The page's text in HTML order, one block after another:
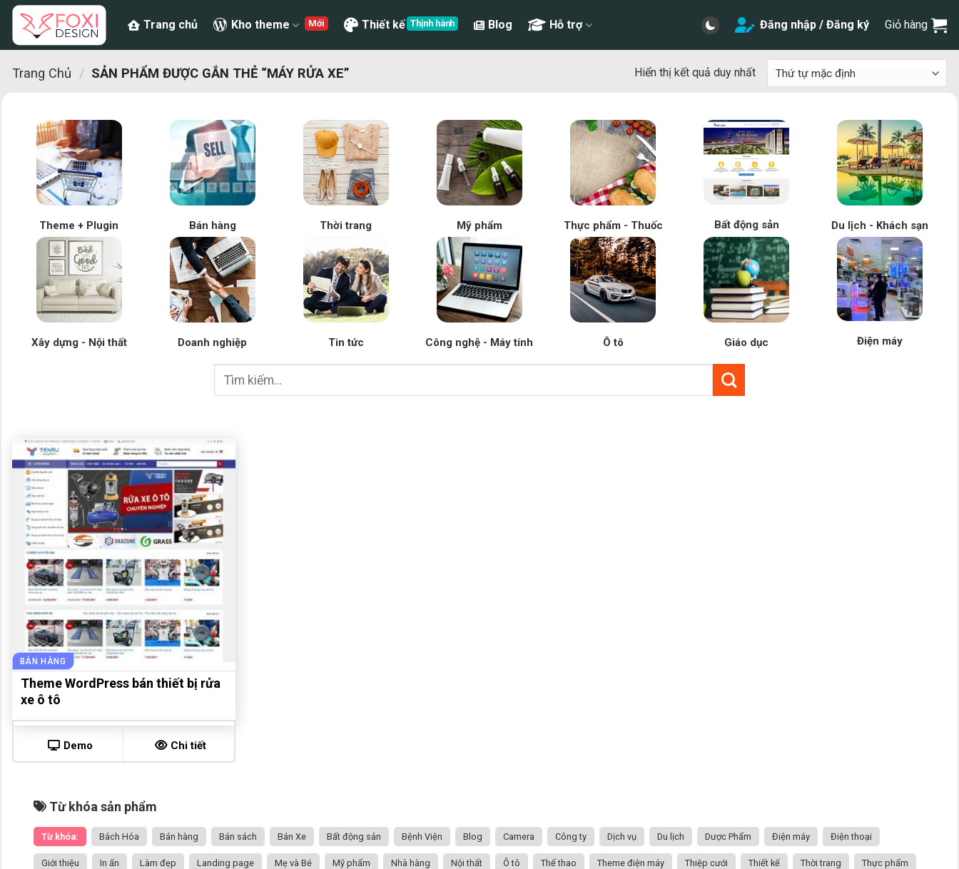
Chuyển
nội
Trang chủ Kho theme Thiết kế Blog Hỗ trợ Đăng nhập / Đăng ký Giỏ hàng
Trang Chủ / SẢN PHẨM ĐƯỢC GẮN THẺ “MÁY RỬA XE” Hiển thị kết quả duy nhất
Theme + Plugin Bán hàng Thời trang Mỹ phẩm Thực phẩm - Thuốc Bất động sản Du lịch - Khách sạn
Xây dựng - Nội thất Doanh nghiệp Tin tức Công nghệ - Máy tính Ô tô Giáo dục Điện máy
Tìm
BÁN HÀNG
Theme WordPress bán thiết bị rửa
xe ô tô
Demo Chi tiết
Từ khóa sản phẩm
Từ khóa: Bách Hóa Bán hàng Bán sách Bán Xe Bất động sản Bệnh Viện Blog Camera Công ty Dịch vụ Du lịch Dược Phẩm Điện máy Điện thoại
Giới thiệu In ấn Làm đẹp Landing page Mẹ và Bé Mỹ phẩm Nhà hàng Nội thất Ô tô Thể thao Theme điện máy Thiệp cưới Thiết kế Thời trang Thực phẩm